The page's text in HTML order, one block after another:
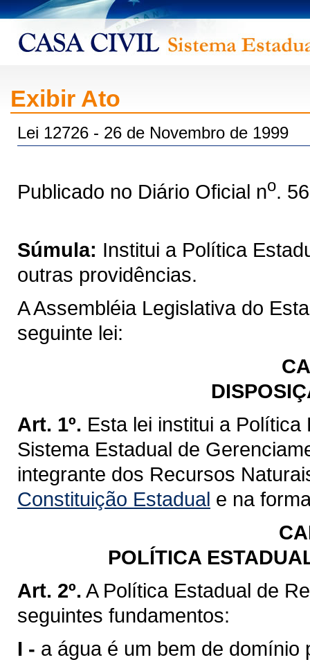
Exibir Ato
Lei 12726 - 26 de Novembro de 1999
Publicado no Diário Oficial no.
Súmula: Institui a Política
outras providências.
A Assembléia Legislativa do
seguinte lei:
Art. 1º. Esta lei institui a
Sistema Estadual de
integrante dos Recursos
Constituição Estadual e na
POLÍTICA
Art. 2º. A Política Estadual de
seguintes fundamentos:
I - a água é um bem de domínio